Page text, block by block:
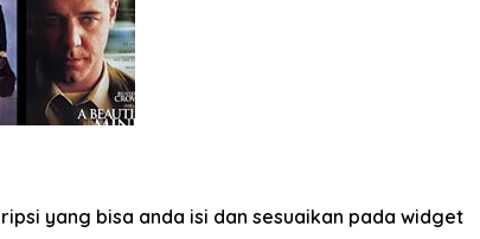
yang bisa anda isi dan sesuaikan pada widget